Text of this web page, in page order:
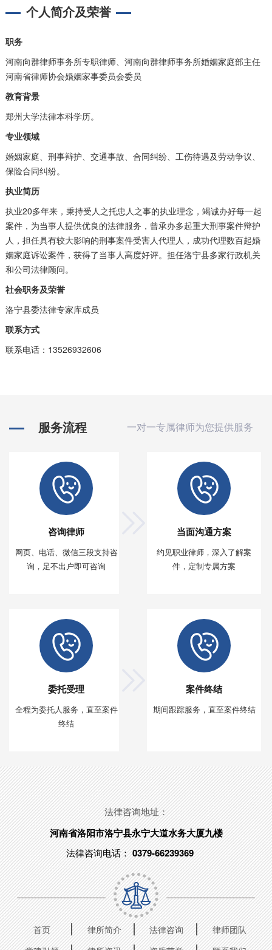
个人简介及荣誉
职务
河南向群律师事务所专职律师、河南向群律师事务所婚姻家庭部主任
河南省律师协会婚姻家事委员会委员
教育背景
郑州大学法律本科学历。
专业领域
婚姻家庭、刑事辩护、交通事故、合同纠纷、工伤待遇及劳动争议、
保险合同纠纷。
执业简历
执业20多年来，秉持受人之托忠人之事的执业理念，竭诚办好每一起
案件，为当事人提供优良的法律服务，曾承办多起重大刑事案件辩护
人，担任具有较大影响的刑事案件受害人代理人，成功代理数百起婚
姻家庭诉讼案件，获得了当事人高度好评。担任洛宁县多家行政机关
和公司法律顾问。
社会职务及荣誉
洛宁县委法律专家库成员
联系方式
联系电话：13526932606
服务流程 一对一专属律师为您提供服务
咨询律师
网页、电话、微信三段支持咨
询，足不出户即可咨询
当面沟通方案
约见职业律师，深入了解案
件，定制专属方案
委托受理
全程为委托人服务，直至案件
终结
案件终结
期间跟踪服务，直至案件终结
法律咨询地址：
河南省洛阳市洛宁县永宁大道水务大厦九楼
法律咨询电话：0379-66239369
首页 律所简介 法律咨询
律师团队